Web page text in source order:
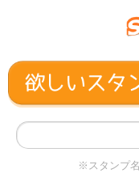
※スタンプ